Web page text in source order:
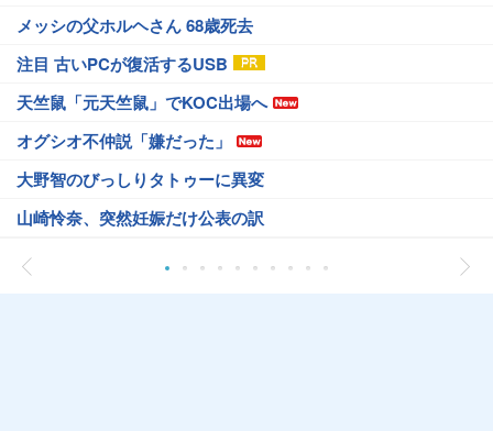
メッシの父ホルヘさん 68歳死去
注目 古いPCが復活するUSB
天竺鼠「元天竺鼠」でKOC出場へ
オグシオ不仲説「嫌だった」
大野智のびっしりタトゥーに異変
山崎怜奈、突然妊娠だけ公表の訳